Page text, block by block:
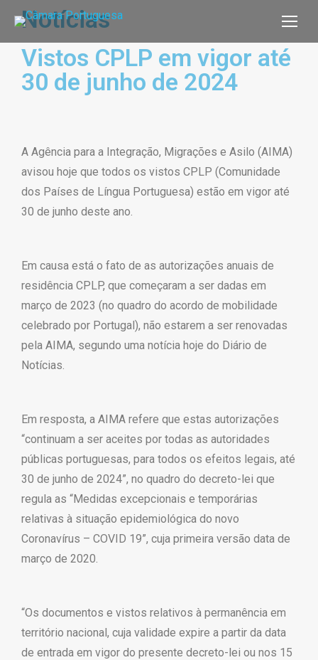
Notícias
Vistos CPLP em vigor até
30 de junho de 2024
A Agência para a Integração, Migrações e Asilo (AIMA)
avisou hoje que todos os vistos CPLP (Comunidade
dos Países de Língua Portuguesa) estão em vigor até
30 de junho deste ano.
Em causa está o fato de as autorizações anuais de
residência CPLP, que começaram a ser dadas em
março de 2023 (no quadro do acordo de mobilidade
celebrado por Portugal), não estarem a ser renovadas
pela AIMA, segundo uma notícia hoje do Diário de
Notícias.
Em resposta, a AIMA refere que estas autorizações
“continuam a ser aceites por todas as autoridades
públicas portuguesas, para todos os efeitos legais, até
30 de junho de 2024”, no quadro do decreto-lei que
regula as “Medidas excepcionais e temporárias
relativas à situação epidemiológica do novo
Coronavírus – COVID 19”, cuja primeira versão data de
março de 2020.
“Os documentos e vistos relativos à permanência em
território nacional, cuja validade expire a partir da data
de entrada em vigor do presente decreto-lei ou nos 15